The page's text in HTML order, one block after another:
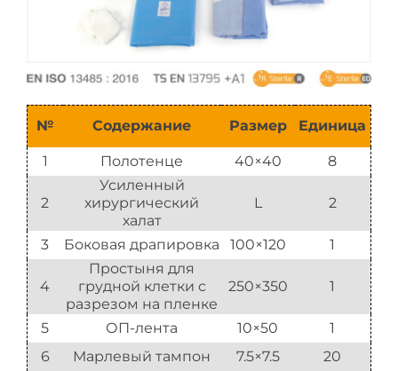
№ Содержание Размер Единица
1 Полотенце 40×40 8
2
Усиленный
хирургический
халат
L 2
3 Боковая драпировка 100×120 1
4
Простыня для
грудной клетки с
разрезом на пленке
250×350 1
5 ОП-лента 10×50
1
6
Марлевый тампон 7.5×7.5
20